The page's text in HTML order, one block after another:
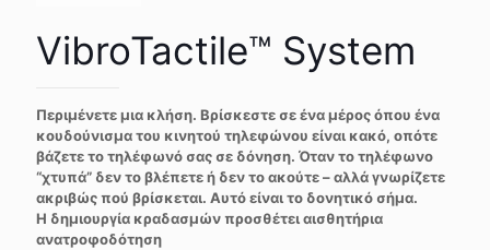
VibroTactile™ System
Περιμένετε μια κλήση. Βρίσκεστε σε ένα μέρος όπου ένα
κουδούνισμα του κινητού τηλεφώνου είναι κακό, οπότε
βάζετε το τηλέφωνό σας σε δόνηση. Όταν το τηλέφωνο
“χτυπά” δεν το βλέπετε ή δεν το ακούτε – αλλά γνωρίζετε
ακριβώς πού βρίσκεται. Αυτό είναι το δονητικό σήμα.
Η δημιουργία κραδασμών προσθέτει αισθητήρια
ανατροφοδότηση